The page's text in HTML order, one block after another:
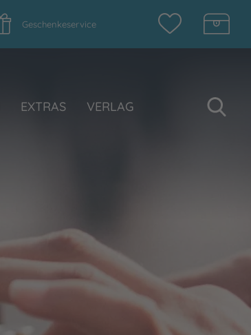
Geschenkeservice
EXTRAS VERLAG